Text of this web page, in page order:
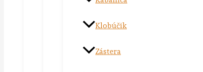
Klobúčik
Zástera